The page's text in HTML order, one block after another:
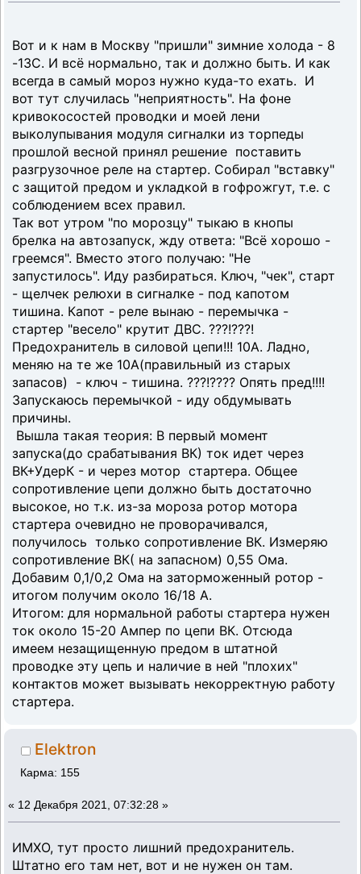
Вот и к нам в Москву "пришли" зимние холода - 8
-13С. И всё нормально, так и должно быть. И как
всегда в самый мороз нужно куда-то ехать. И
вот тут случилась "неприятность". На фоне
кривокосостей проводки и моей лени
выколупывания модуля сигналки из торпеды
прошлой весной принял решение поставить
разгрузочное реле на стартер. Собирал "вставку"
с защитой предом и укладкой в гофрожгут, т.е. с
соблюдением всех правил.
Так вот утром "по морозцу" тыкаю в кнопы
брелка на автозапуск, жду ответа: "Всё хорошо -
греемся". Вместо этого получаю: "Не
запустилось". Иду разбираться. Ключ, "чек", старт
- щелчек релюхи в сигналке - под капотом
тишина. Капот - реле вынаю - перемычка -
стартер "весело" крутит ДВС. ???!???!
Предохранитель в силовой цепи!!! 10А. Ладно,
меняю на те же 10А(правильный из старых
запасов) - ключ - тишина. ???!???? Опять пред!!!!
Запускаюсь перемычкой - иду обдумывать
причины.
Вышла такая теория: В первый момент
запуска(до срабатывания ВК) ток идет через
ВК+УдерК - и через мотор стартера. Общее
сопротивление цепи должно быть достаточно
высокое, но т.к. из-за мороза ротор мотора
стартера очевидно не проворачивался,
получилось только сопротивление ВК. Измеряю
сопротивление ВК( на запасном) 0,55 Ома.
Добавим 0,1/0,2 Ома на заторможенный ротор -
итогом получим около 16/18 А.
Итогом: для нормальной работы стартера нужен
ток около 15-20 Ампер по цепи ВК. Отсюда
имеем незащищенную предом в штатной
проводке эту цепь и наличие в ней "плохих"
контактов может вызывать некорректную работу
стартера.
Elektron
Карма: 155
« 12 Декабря 2021, 07:32:28 »
ИМХО, тут просто лишний предохранитель.
Штатно его там нет, вот и не нужен он там.